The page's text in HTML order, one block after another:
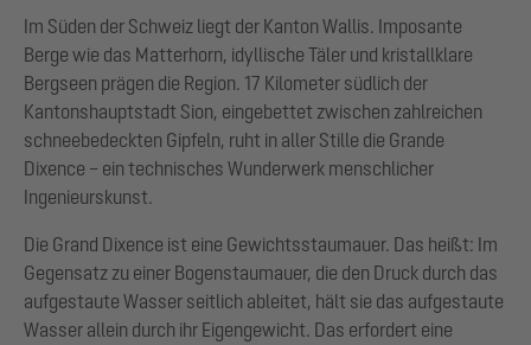
Im Süden der Schweiz liegt der Kanton Wallis. Imposante
Berge wie das Matterhorn, idyllische Täler und kristallklare
Bergseen prägen die Region. 17 Kilometer südlich der
Kantonshauptstadt Sion, eingebettet zwischen zahlreichen
schneebedeckten Gipfeln, ruht in aller Stille die Grande
Dixence – ein technisches Wunderwerk menschlicher
Ingenieurskunst.
Die Grand Dixence ist eine Gewichtsstaumauer. Das heißt: Im
Gegensatz zu einer Bogenstaumauer, die den Druck durch das
aufgestaute Wasser seitlich ableitet, hält sie das aufgestaute
Wasser allein durch ihr Eigengewicht. Das erfordert eine